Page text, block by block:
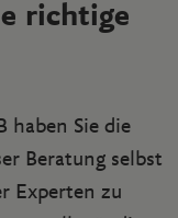
richtige
haben Sie die
Beratung selbst
Experten zu